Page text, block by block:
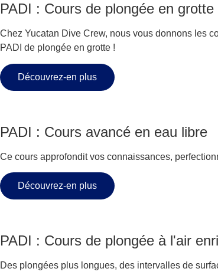
PADI : Cours de plongée en grotte
Chez Yucatan Dive Crew, nous vous donnons les
PADI de plongée en grotte !
Découvrez-en plus
PADI : Cours avancé en eau libre
Ce cours approfondit vos connaissances,
Découvrez-en plus
PADI : Cours de plongée à l'air
Des plongées plus longues, des intervalles de